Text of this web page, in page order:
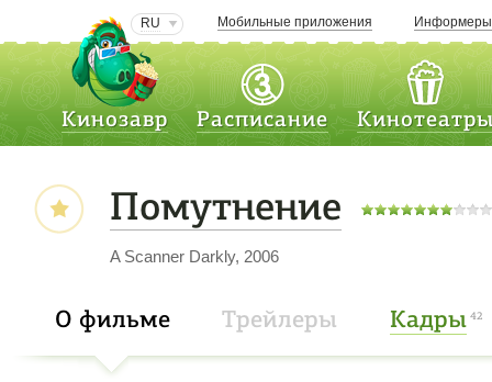
RU Мобильные приложения Информеры
Кинозавр Расписание
Помутнение
A Scanner Darkly, 2006
О фильме Трейлеры Кадры 42